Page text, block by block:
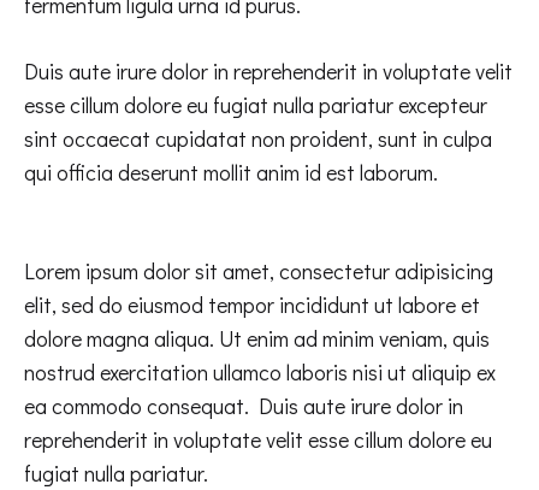
Duis aute irure dolor in reprehenderit in voluptate velit
esse cillum dolore eu fugiat nulla pariatur excepteur
sint occaecat cupidatat non proident, sunt in culpa
qui officia deserunt mollit anim id est laborum.
Lorem ipsum dolor sit amet, consectetur adipisicing
elit, sed do eiusmod tempor incididunt ut labore et
dolore magna aliqua. Ut enim ad minim veniam, quis
nostrud exercitation ullamco laboris nisi ut aliquip ex
ea commodo consequat. Duis aute irure dolor in
reprehenderit in voluptate velit esse cillum dolore eu
fugiat nulla pariatur.